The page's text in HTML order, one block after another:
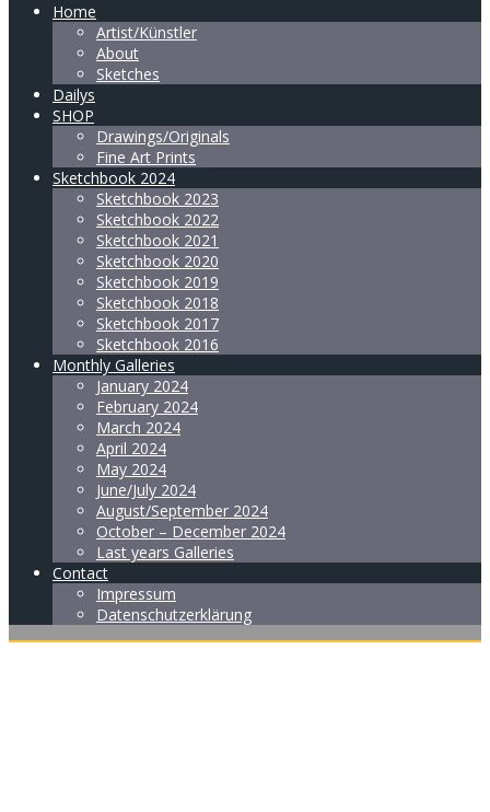
Home
Artist/Künstler
About
Sketches
Dailys
SHOP
Drawings/Originals
Fine Art Prints
Sketchbook 2024
Sketchbook 2023
Sketchbook 2022
Sketchbook 2021
Sketchbook 2020
Sketchbook 2019
Sketchbook 2018
Sketchbook 2017
Sketchbook 2016
Monthly Galleries
January 2024
February 2024
March 2024
April 2024
May 2024
June/July 2024
August/September 2024
October – December 2024
Last years Galleries
Contact
Impressum
Datenschutzerklärung